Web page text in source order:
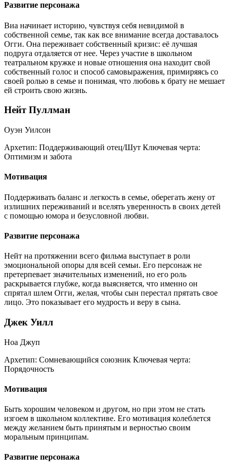
Развитие персонажа
Виа начинает историю, чувствуя себя невидимой в
собственной семье, так как все внимание всегда доставалось
Огги. Она переживает собственный кризис: её лучшая
подруга отдаляется от нее. Через участие в школьном
театральном кружке и новые отношения она находит свой
собственный голос и способ самовыражения, примиряясь со
своей ролью в семье и понимая, что любовь к брату не мешает
ей строить свою жизнь.
Нейт Пуллман
Оуэн Уилсон
Архетип: Поддерживающий отец/Шут Ключевая черта:
Оптимизм и забота
Мотивация
Поддерживать баланс и легкость в семье, оберегать жену от
излишних переживаний и вселять уверенность в своих детей
с помощью юмора и безусловной любви.
Развитие персонажа
Нейт на протяжении всего фильма выступает в роли
эмоциональной опоры для всей семьи. Его персонаж не
претерпевает значительных изменений, но его роль
раскрывается глубже, когда выясняется, что именно он
спрятал шлем Огги, желая, чтобы сын перестал прятать свое
лицо. Это показывает его мудрость и веру в сына.
Джек Уилл
Ноа Джуп
Архетип: Сомневающийся союзник Ключевая черта:
Порядочность
Мотивация
Быть хорошим человеком и другом, но при этом не стать
изгоем в школьном коллективе. Его мотивация колеблется
между желанием быть принятым и верностью своим
моральным принципам.
Развитие персонажа